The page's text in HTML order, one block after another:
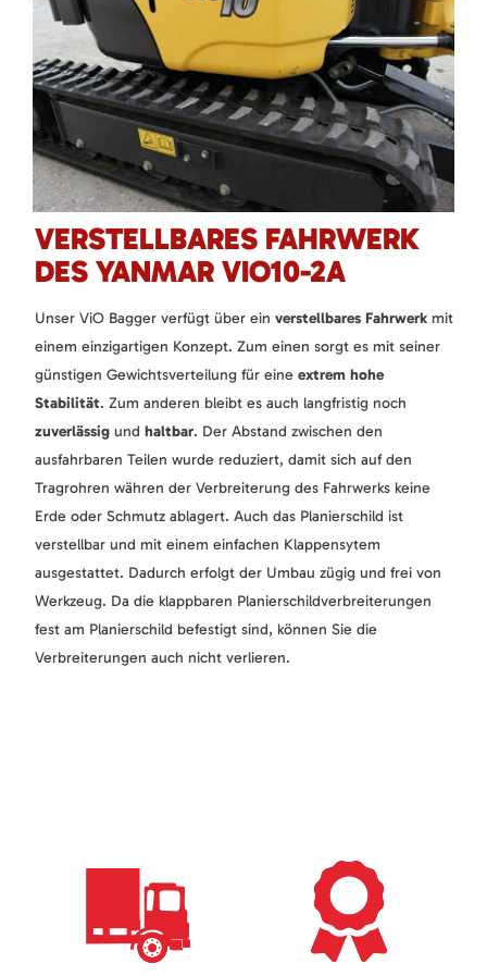
VERSTELLBARES FAHRWERK
DES YANMAR VIO10-2A
Unser ViO Bagger verfügt über ein verstellbares Fahrwerk mit
einem einzigartigen Konzept. Zum einen sorgt es mit seiner
günstigen Gewichtsverteilung für eine extrem hohe
Stabilität. Zum anderen bleibt es auch langfristig noch
zuverlässig und haltbar. Der Abstand zwischen den
ausfahrbaren Teilen wurde reduziert, damit sich auf den
Tragrohren währen der Verbreiterung des Fahrwerks keine
Erde oder Schmutz ablagert. Auch das Planierschild ist
verstellbar und mit einem einfachen Klappensytem
ausgestattet. Dadurch erfolgt der Umbau zügig und frei von
Werkzeug. Da die klappbaren Planierschildverbreiterungen
fest am Planierschild befestigt sind, können Sie die
Verbreiterungen auch nicht verlieren.